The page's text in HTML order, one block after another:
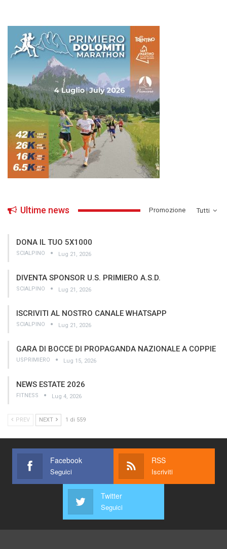
Tutti
Ultime news ­Promozione
DONA IL TUO 5X1000
SCIALPINO Lug 21, 2026
DIVENTA SPONSOR U.S. PRIMIERO A.S.D.
SCIALPINO Lug 21, 2026
ISCRIVITI AL NOSTRO CANALE WHATSAPP
SCIALPINO Lug 21, 2026
GARA DI BOCCE DI PROPAGANDA NAZIONALE A COPPIE
USPRIMIERO Lug 15, 2026
NEWS ESTATE 2026
FITNESS Lug 4, 2026
PREV NEXT 1 di 559
Facebook
Seguici
RSS
Iscriviti
Twitter
Seguici